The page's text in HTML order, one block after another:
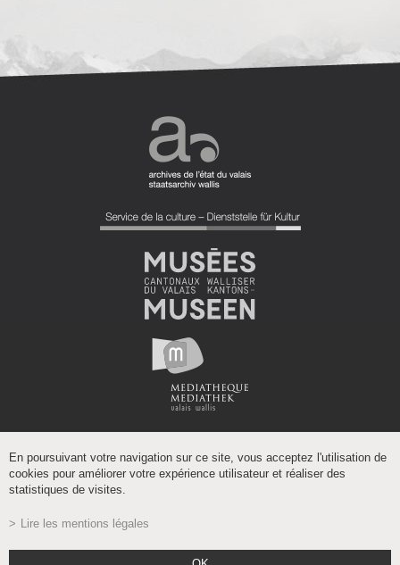
Powered by /boomerang
En poursuivant votre navigation sur ce site, vous acceptez l'utilisation de
cookies pour améliorer votre expérience utilisateur et réaliser des
statistiques de visites.
Lire les mentions légales